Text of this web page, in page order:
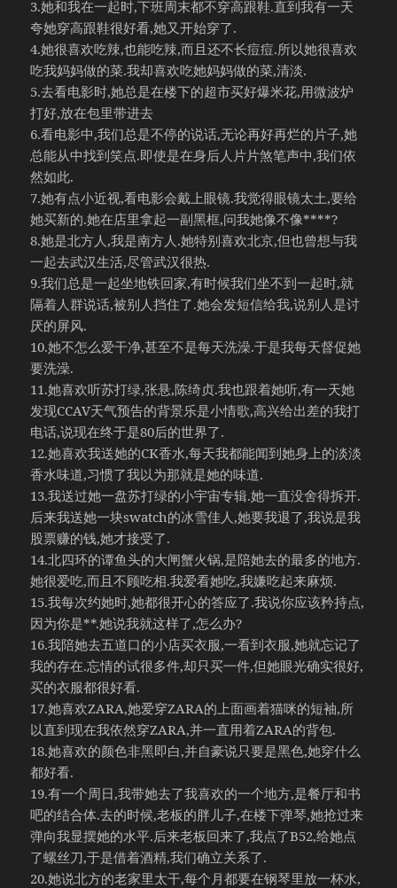
3.她和我在一起时,下班周末都不穿高跟鞋.直到我有一天
夸她穿高跟鞋很好看,她又开始穿了.
4.她很喜欢吃辣,也能吃辣,而且还不长痘痘.所以她很喜欢
吃我妈妈做的菜.我却喜欢吃她妈妈做的菜,清淡.
5.去看电影时,她总是在楼下的超市买好爆米花,用微波炉
打好,放在包里带进去
6.看电影中,我们总是不停的说话,无论再好再烂的片子,她
总能从中找到笑点.即使是在身后人片片煞笔声中,我们依
然如此.
7.她有点小近视,看电影会戴上眼镜.我觉得眼镜太土,要给
她买新的.她在店里拿起一副黑框,问我她像不像****?
8.她是北方人,我是南方人.她特别喜欢北京,但也曾想与我
一起去武汉生活,尽管武汉很热.
9.我们总是一起坐地铁回家,有时候我们坐不到一起时,就
隔着人群说话,被别人挡住了.她会发短信给我,说别人是讨
厌的屏风.
10.她不怎么爱干净,甚至不是每天洗澡.于是我每天督促她
要洗澡.
11.她喜欢听苏打绿,张悬,陈绮贞.我也跟着她听,有一天她
发现CCAV天气预告的背景乐是小情歌,高兴给出差的我打
电话,说现在终于是80后的世界了.
12.她喜欢我送她的CK香水,每天我都能闻到她身上的淡淡
香水味道,习惯了我以为那就是她的味道.
13.我送过她一盘苏打绿的小宇宙专辑.她一直没舍得拆开.
后来我送她一块swatch的冰雪佳人,她要我退了,我说是我
股票赚的钱,她才接受了.
14.北四环的谭鱼头的大闸蟹火锅,是陪她去的最多的地方.
她很爱吃,而且不顾吃相.我爱看她吃,我嫌吃起来麻烦.
15.我每次约她时,她都很开心的答应了.我说你应该矜持点,
因为你是**.她说我就这样了,怎么办?
16.我陪她去五道口的小店买衣服,一看到衣服,她就忘记了
我的存在.忘情的试很多件,却只买一件,但她眼光确实很好,
买的衣服都很好看.
17.她喜欢ZARA,她爱穿ZARA的上面画着猫咪的短袖,所
以直到现在我依然穿ZARA,并一直用着ZARA的背包.
18.她喜欢的颜色非黑即白,并自豪说只要是黑色,她穿什么
都好看.
19.有一个周日,我带她去了我喜欢的一个地方,是餐厅和书
吧的结合体.去的时候,老板的胖儿子,在楼下弹琴,她抢过来
弹向我显摆她的水平.后来老板回来了,我点了B52,给她点
了螺丝刀,于是借着酒精,我们确立关系了.
20.她说北方的老家里太干,每个月都要在钢琴里放一杯水,